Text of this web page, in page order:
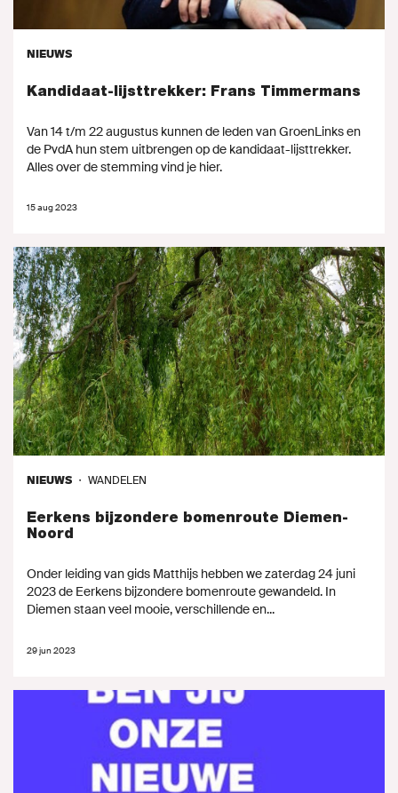
NIEUWS
Kandidaat-lijsttrekker: Frans Timmermans
Van 14 t/m 22 augustus kunnen de leden van GroenLinks en
de PvdA hun stem uitbrengen op de kandidaat-lijsttrekker.
Alles over de stemming vind je hier.
15 aug 2023
NIEUWS ・ WANDELEN
Eerkens bijzondere bomenroute Diemen-
Noord
Onder leiding van gids Matthijs hebben we zaterdag 24 juni
2023 de Eerkens bijzondere bomenroute gewandeld. In
Diemen staan veel mooie, verschillende en...
29 jun 2023